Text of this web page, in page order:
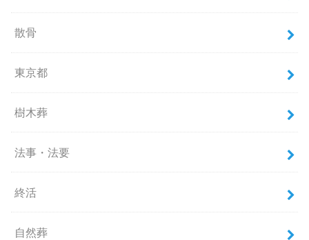
散骨
東京都
樹木葬
法事・法要
終活
自然葬